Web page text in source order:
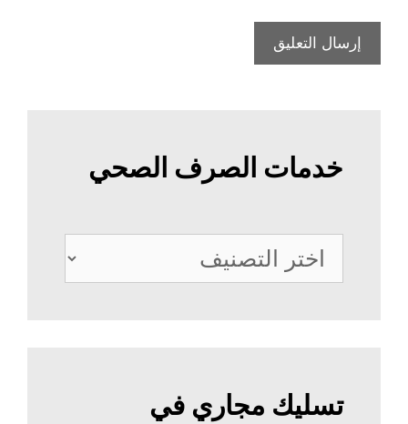
خدمات الصرف الصحي
خدمات
الصرف
تسليك مجاري في